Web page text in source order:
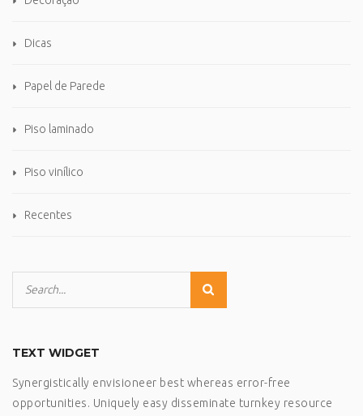
Dicas
Papel de Parede
Piso laminado
Piso vinílico
Recentes
TEXT WIDGET
Synergistically envisioneer best whereas error-free
opportunities. Uniquely easy disseminate turnkey resource